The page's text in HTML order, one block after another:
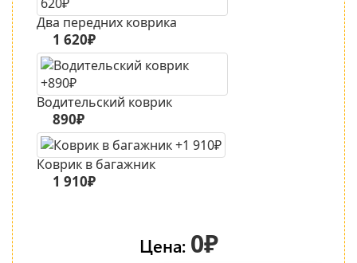
Два передних коврика
1 620₽
Водительский коврик
890₽
Коврик в багажник
1 910₽
Цена: 0₽